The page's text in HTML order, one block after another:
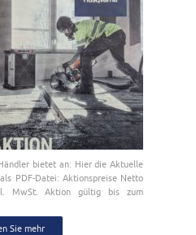
bietet an: Hier die Aktuelle
PDF-Datei: Aktionspreise Netto
MwSt. Aktion gültig bis zum
Sie mehr